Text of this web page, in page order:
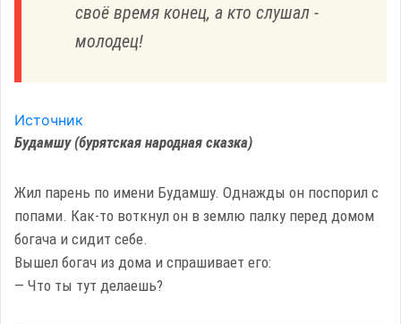
своё время конец, а кто слушал -
молодец!
Источник
Будамшу (бурятская народная сказка)
Жил парень по имени Будамшу. Однажды он поспорил с
попами. Как-то воткнул он в землю палку перед домом
богача и сидит себе.
Вышел богач из дома и спрашивает его:
— Что ты тут делаешь?